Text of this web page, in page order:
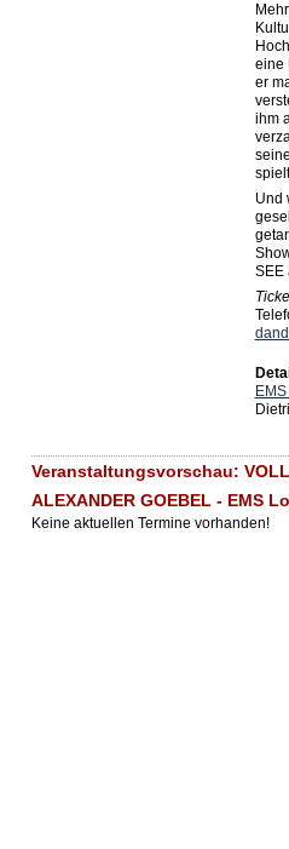
eine
er
ihm
Und
SEE
Veranstaltungsvorschau:
ALEXANDER GOEBEL - EMS
Keine aktuellen Termine vorhanden!